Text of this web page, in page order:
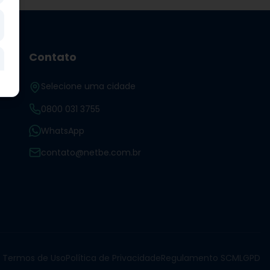
Contato
Selecione uma cidade
0800 031 3755
WhatsApp
contato@netbe.com.br
Termos de UsoPolítica de PrivacidadeRegulamento SCMLGPD